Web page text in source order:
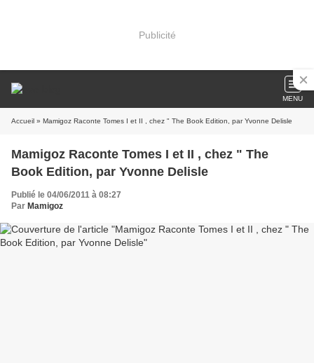
Publicité
MENU
Accueil » Mamigoz Raconte Tomes I et II , chez " The Book Edition, par Yvonne Delisle
Mamigoz Raconte Tomes I et II , chez " The
Book Edition, par Yvonne Delisle
Publié le 04/06/2011 à 08:27
Par Mamigoz